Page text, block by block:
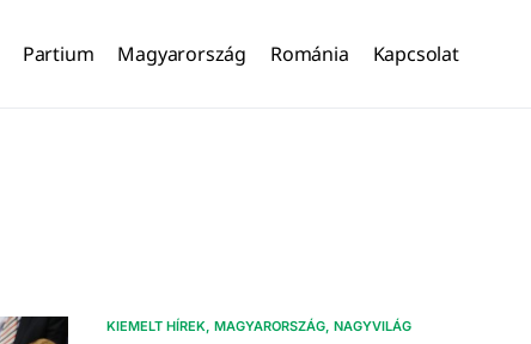
Partium Magyarország Románia Kapcsolat
KIEMELT HÍREK MAGYARORSZÁG NAGYVILÁG